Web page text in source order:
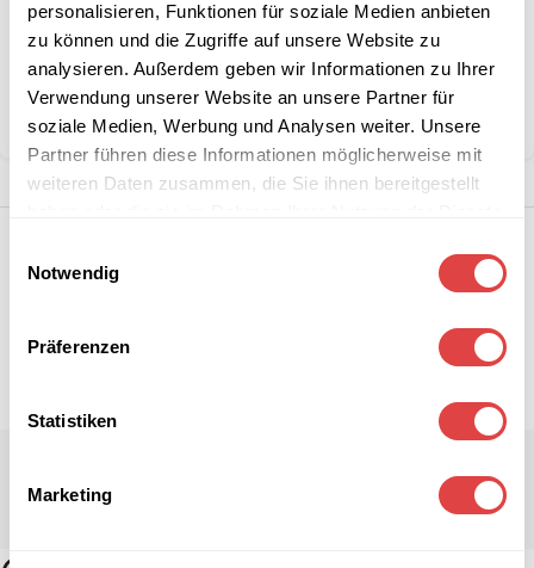
personalisieren, Funktionen für soziale Medien anbieten
zu können und die Zugriffe auf unsere Website zu
analysieren. Außerdem geben wir Informationen zu Ihrer
Verwendung unserer Website an unsere Partner für
soziale Medien, Werbung und Analysen weiter. Unsere
Partner führen diese Informationen möglicherweise mit
weiteren Daten zusammen, die Sie ihnen bereitgestellt
Notwendig
Präferenzen
Statistiken
Marketing
Artikelnummer:
022015
Kategorie:
Stuhlhussen
Marke: Gastro Uzal
Teilen: